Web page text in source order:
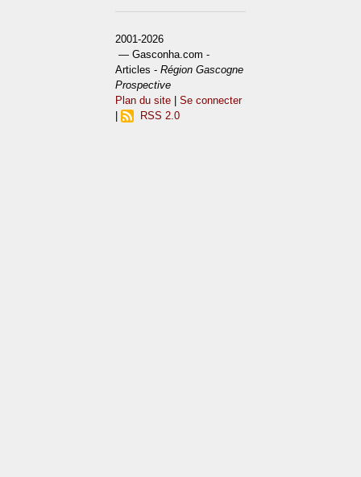
2001-2026
— Gasconha.com -
Articles -Région Gascogne
Prospective
Plan du site |Se connecter
RSS 2.0